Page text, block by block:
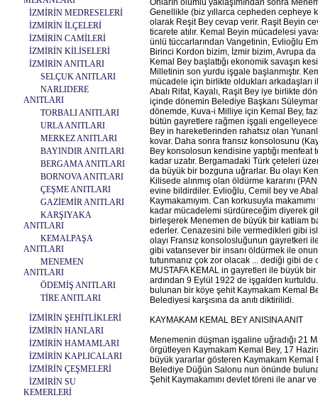
İZMİRİN MEDRESELERİ
İZMİRİN İLÇELERİ
İZMİRİN CAMİLERİ
İZMİRİN KİLİSELERİ
İZMİRİN ANITLARI
SELÇUK ANITLARI
NARLIDERE
ANITLARI
TORBALI ANITLARI
URLA ANITLARI
MERKEZ ANITLARI
BAYINDIR ANITLARI
BERGAMA ANITLARI
BORNOVA ANITLARI
ÇEŞME ANITLARI
GAZİEMİR ANITLARI
KARŞIYAKA
ANITLARI
KEMALPAŞA
ANITLARI
MENEMEN
ANITLARI
ÖDEMİŞ ANITLARI
TİRE ANITLARI
İZMİRİN ŞEHİTLİKLERİ
İZMİRİN HANLARI
İZMİRİN HAMAMLARI
İZMİRİN KAPLICALARI
İZMİRİN ÇEŞMELERİ
İZMİRİN SU
KEMERLERİ
Onların olumlu yaklaşımından sonra
Genellikle (biz yıllarca cepheden cepheye
olarak Reşit Bey cevap verir. Raşit Beyin
ticarete atılır. Kemal Beyin mücadelesi
ünlü tüccarlarından Vangetinin, Evlioğlu
Birinci Kordon bizim, İzmir bizim, Avrupa
Kemal Bey başlattığı ekonomik savaşın
Milletinin son yurdu işgale başlanmıştır.
mücadele için birlikte oldukları arkadaşları
Abalı Rifat, Kayalı, Raşit Bey iye birlikte
içinde dönemin Belediye Başkanı
dönemde, Kuva-i Milliye için Kemal Bey,
bütün gayretlere rağmen işgali
Bey in hareketlerinden rahatsız olan
kovar. Daha sonra fransız konsolosunu
Bey konsolosun kendisine yaptığı
kadar uzatır. Bergamadaki Türk çeteleri
da büyük bir bozguna uğrarlar. Bu olayı
Kilisede alınmış olan öldürme kararını
evine bildirdiler. Evlioğlu, Cemil bey ve
Kaymakamıyım. Can korkusuyla
kadar mücadelemi sürdüreceğim diyerek
birleşerek Menemen de büyük bir katliam
ederler. Cenazesini bile vermedikleri gibi
olayı Fransız konsolosluğunun gayretkeri
gibi vatansever bir insanı öldürmek ile
tutunmanız çok zor olacak ... dediği gibi de
MUSTAFA KEMAL in gayretleri ile büyük
ardından 9 Eylül 1922 de işgalden
bulunan bir köye şehit Kaymakam Kemal
Belediyesi karşısına da anıtı diktirilidi.
KAYMAKAM KEMAL BEY ANISINA ANIT
Menemenin düşman işgaline uğradığı 21
örgütleyen Kaymakam Kemal Bey, 17
büyük yararlar gösteren Kaymakam Kemal
Belediye Düğün Salonu nun önünde
Şehit Kaymakamını devlet töreni ile anar ve